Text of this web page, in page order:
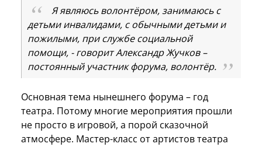
Я являюсь волонтёром, занимаюсь с
детьми инвалидами, с обычными детьми и
пожилыми, при службе социальной
помощи, - говоритАлександр Жучков –
постоянный участник форума, волонтёр.
Основная тема нынешнего форума – год
театра. Потому многие мероприятия прошли
не просто в игровой, а порой сказочной
атмосфере. Мастер-класс от артистов театра